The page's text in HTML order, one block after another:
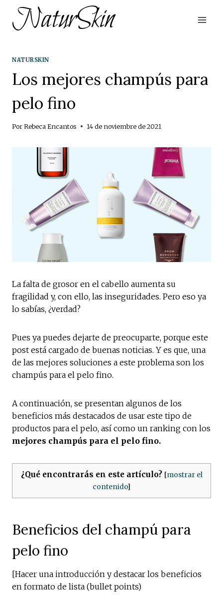
Saltar
contenido
NaturSkin
NATURSKIN
Los mejores champús para
pelo fino
PorRebeca Encantos 14 de noviembre de 2021
La falta de grosor en el cabello aumenta su
fragilidad y, con ello, las inseguridades. Pero eso ya
lo sabías, ¿verdad?
Pues ya puedes dejarte de preocuparte, porque este
post está cargado de buenas noticias. Y es que, una
de las mejores soluciones a este problema son los
champús para el pelo fino.
A continuación, se presentan algunos de los
beneficios más destacados de usar este tipo de
productos para el pelo, así como un ranking con los
mejores champús para el pelo fino.
¿Qué encontrarás en este artículo? [mostrar el
contenido]
Beneficios del champú para
pelo fino
[Hacer una introducción y destacar los beneficios
en formato de lista (bullet points)